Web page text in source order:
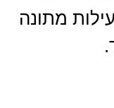
מתונה